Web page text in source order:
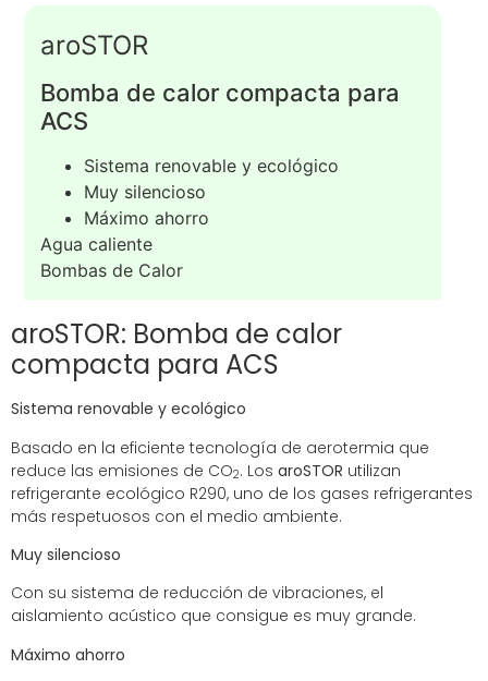
aroSTOR
Bomba de calor compacta para
ACS
Sistema renovable y ecológico
Muy silencioso
Máximo ahorro
Agua caliente
Bombas de Calor
aroSTOR: Bomba de calor
compacta para ACS
Sistema renovable y ecológico
Basado en la eficiente tecnología de aerotermia que
reduce las emisiones de CO2. Los aroSTOR utilizan
refrigerante ecológico R290, uno de los gases refrigerantes
más respetuosos con el medio ambiente.
Muy silencioso
Con su sistema de reducción de vibraciones, el
aislamiento acústico que consigue es muy grande.
Máximo ahorro